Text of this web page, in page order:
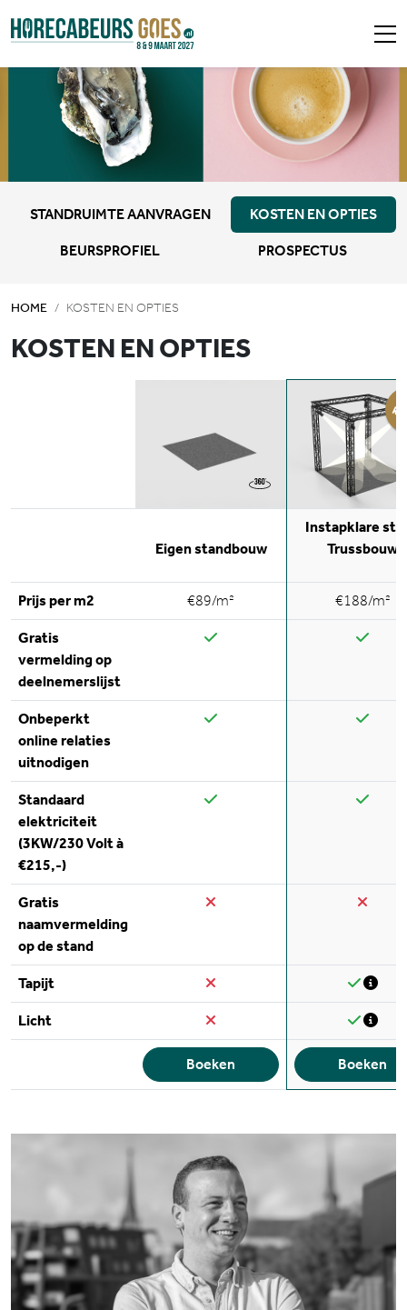
STANDRUIMTE AANVRAGEN KOSTEN EN OPTIES
BEURSPROFIEL PROSPECTUS
HOME KOSTEN EN OPTIES
KOSTEN EN OPTIES
Eigen standbouw
Instapklare
Trussbouw
Prijs per m2 €89/m² €188/m²
Gratis
vermelding op
deelnemerslijst
Onbeperkt
online relaties
uitnodigen
Standaard
elektriciteit
(3KW/230 Volt à
€215,-)
Gratis
naamvermelding
op de stand
Tapijt
Licht ️
Boeken Boeken